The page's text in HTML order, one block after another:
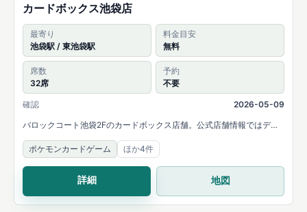
カードボックス池袋店
最寄り
池袋駅 / 東池袋駅
料金目安
無料
席数
32席
予約
不要
確認
2026-05-09
バロックコート池袋2Fのカードボックス店舗。公式店舗情報ではデュ
エルスペース32席、平日22時までの営業、複数タイトルの取扱いを案
内しています。
ポケモンカードゲーム ほか4件
詳細 地図